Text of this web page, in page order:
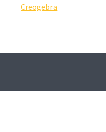
Creogebra